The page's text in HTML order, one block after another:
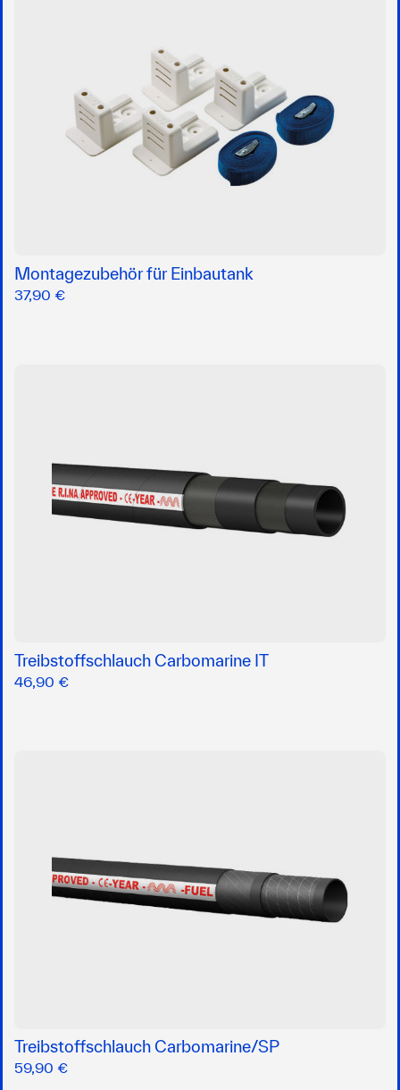
Montagezubehör für Einbautank
37,90 €
Treibstoffschlauch Carbomarine IT
46,90 €
Treibstoffschlauch Carbomarine/SP
59,90 €